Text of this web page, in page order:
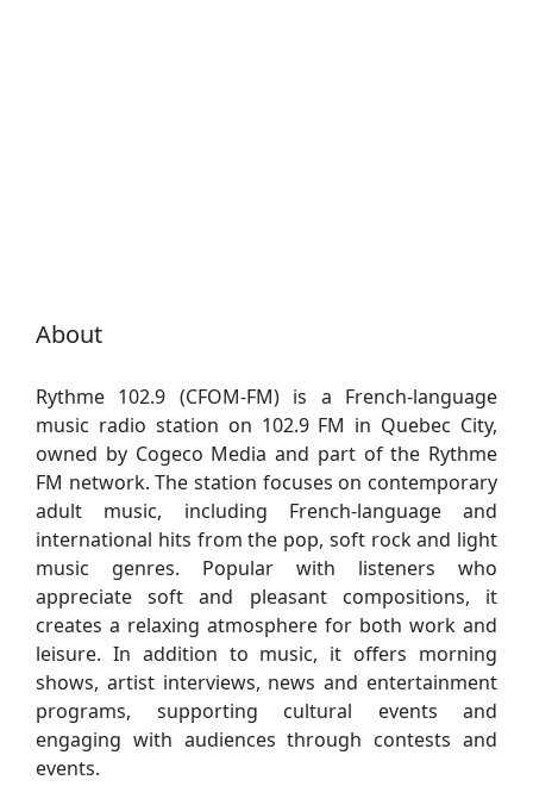
About
Rythme 102.9 (CFOM-FM) is a French-language
music radio station on 102.9 FM in Quebec City,
owned by Cogeco Media and part of the Rythme
FM network. The station focuses on contemporary
adult music, including French-language and
international hits from the pop, soft rock and light
music genres. Popular with listeners who
appreciate soft and pleasant compositions, it
creates a relaxing atmosphere for both work and
leisure. In addition to music, it offers morning
shows, artist interviews, news and entertainment
programs, supporting cultural events and
engaging with audiences through contests and
events.